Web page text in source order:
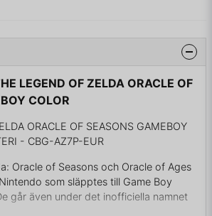
LEGEND OF ZELDA ORACLE OF
COLOR
ORACLE OF SEASONS GAMEBOY
- CBG-AZ7P-EUR
Oracle of Seasons och Oracle of Ages
som släpptes till Game Boy
går även under det inofficiella namnet